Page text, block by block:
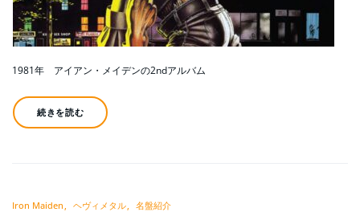
1981年 アイアン・メイデンの2ndアルバム
続きを読む
Iron Maiden ヘヴィメタル 名盤紹介